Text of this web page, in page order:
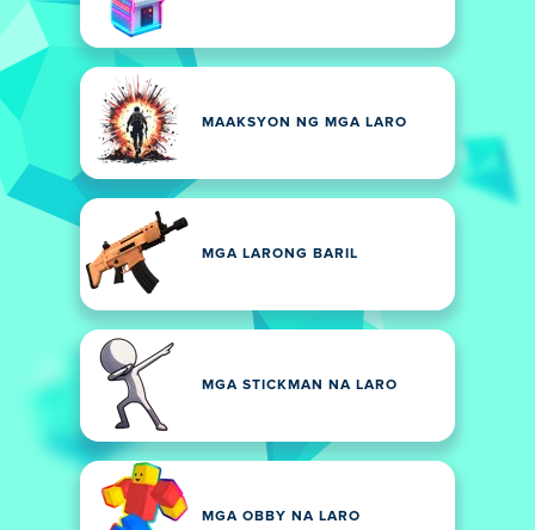
MAAKSYON NG MGA LARO
MGA LARONG BARIL
MGA STICKMAN NA LARO
MGA OBBY NA LARO